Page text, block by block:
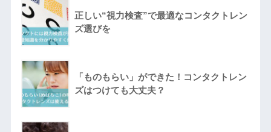
正しい“視力検査”で最適なコンタクトレン
ズ選びを
「ものもらい」ができた！コンタクトレン
ズはつけても大丈夫？